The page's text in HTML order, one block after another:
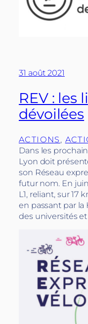
31 août 2021
REV :
dévoilées
ACTIONS ,
Dans les
Lyon doit
son Réseau
futur nom. En
L1, reliant, sur 17
en passant par la
des universités